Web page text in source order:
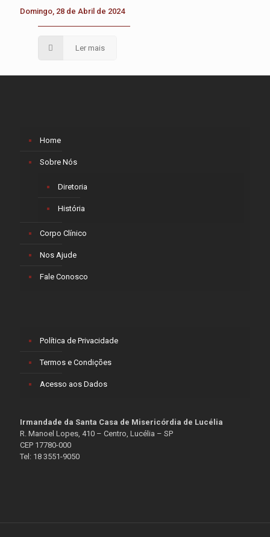
Domingo, 28 de Abril de 2024
Ler mais
Home
Sobre Nós
Diretoria
História
Corpo Clínico
Nos Ajude
Fale Conosco
Política de Privacidade
Termos e Condições
Acesso aos Dados
Irmandade da Santa Casa de Misericórdia de Lucélia
R. Manoel Lopes, 410 – Centro, Lucélia – SP
CEP 17780-000
Tel: 18 3551-9050